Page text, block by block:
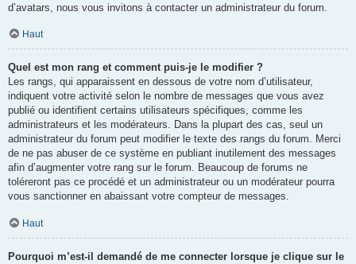
d’avatars, nous vous invitons à contacter un administrateur du forum.
Haut
Quel est mon rang et comment puis-je le modifier ?
Les rangs, qui apparaissent en dessous de votre nom d’utilisateur,
indiquent votre activité selon le nombre de messages que vous avez
publié ou identifient certains utilisateurs spécifiques, comme les
administrateurs et les modérateurs. Dans la plupart des cas, seul un
administrateur du forum peut modifier le texte des rangs du forum. Merci
de ne pas abuser de ce système en publiant inutilement des messages
afin d’augmenter votre rang sur le forum. Beaucoup de forums ne
toléreront pas ce procédé et un administrateur ou un modérateur pourra
vous sanctionner en abaissant votre compteur de messages.
Haut
Pourquoi m’est-il demandé de me connecter lorsque je clique sur le